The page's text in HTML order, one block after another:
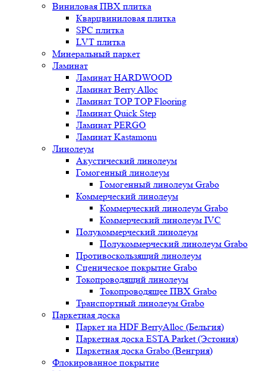
Виниловая ПВХ плитка
Кварцвиниловая плитка
SPC плитка
LVT плитка
Минеральный паркет
Ламинат
Ламинат HARDWOOD
Ламинат Berry Alloc
Ламинат TOP TOP Flooring
Ламинат Quick Step
Ламинат PERGO
Ламинат Kastamonu
Линолеум
Акустический линолеум
Гомогенный линолеум
Гомогенный линолеум Grabo
Коммерческий линолеум
Коммерческий линолеум Grabo
Коммерческий линолеум IVC
Полукоммерческий линолеум
Полукоммерческий линолеум Grabo
Противоскользящий линолеум
Сценическое покрытие Grabo
Токопроводящий линолеум
Токопроводящее ПВХ Grabo
Транспортный линолеум Grabo
Паркетная доска
Паркет на HDF BerryAlloc (Бельгия)
Паркетная доска ESTA Parket (Эстония)
Паркетная доска Grabo (Венгрия)
Флокированное покрытие